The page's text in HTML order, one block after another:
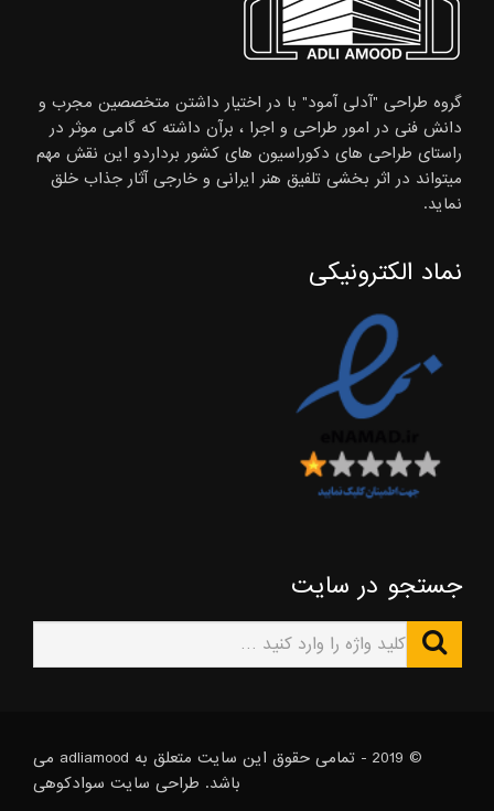
گروه طراحی "آدلی آمود" با در اختیار داشتن متخصصین مجرب و
دانش فنی در امور طراحی و اجرا ، برآن داشته که گامی موثر در
راستای طراحی های دکوراسیون های کشور برداردو این نقش مهم
میتواند در اثر بخشی تلفیق هنر ایرانی و خارجی آثار جذاب خلق
نماید.
نماد الکترونیکی
جستجو در سایت
© 2019 - تمامی حقوق این سایت متعلق به adliamood می
باشد. طراحی سایت سوادکوهی